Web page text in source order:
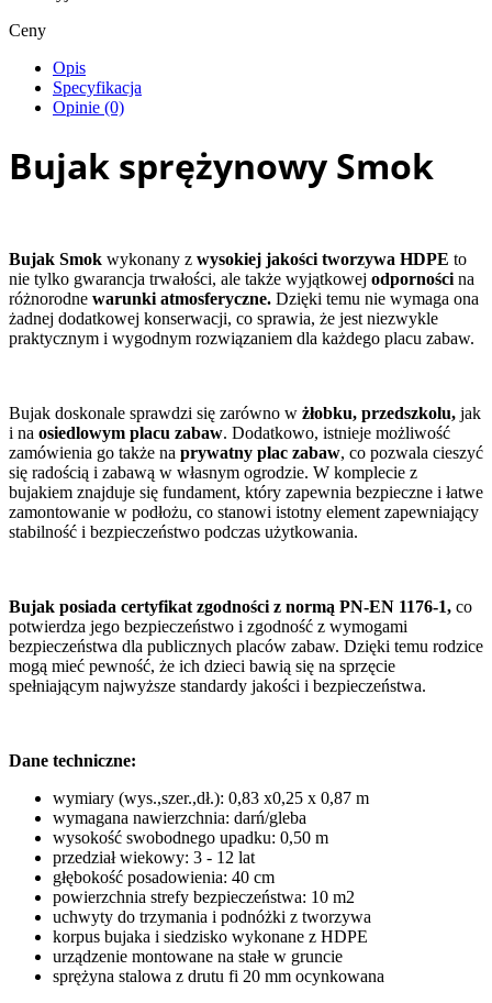
Ceny
Opis
Specyfikacja
Opinie (0)
Bujak sprężynowy Smok
Bujak Smok wykonany z wysokiej jakości tworzywa HDPE to
nie tylko gwarancja trwałości, ale także wyjątkowej odporności na
różnorodne warunki atmosferyczne. Dzięki temu nie wymaga ona
żadnej dodatkowej konserwacji, co sprawia, że jest niezwykle
praktycznym i wygodnym rozwiązaniem dla każdego placu zabaw.
Bujak doskonale sprawdzi się zarówno w żłobku, przedszkolu, jak
i na osiedlowym placu zabaw. Dodatkowo, istnieje możliwość
zamówienia go także na prywatny plac zabaw, co pozwala cieszyć
się radością i zabawą w własnym ogrodzie. W komplecie z
bujakiem znajduje się fundament, który zapewnia bezpieczne i łatwe
zamontowanie w podłożu, co stanowi istotny element zapewniający
stabilność i bezpieczeństwo podczas użytkowania.
Bujak posiada certyfikat zgodności z normą PN-EN 1176-1, co
potwierdza jego bezpieczeństwo i zgodność z wymogami
bezpieczeństwa dla publicznych placów zabaw. Dzięki temu rodzice
mogą mieć pewność, że ich dzieci bawią się na sprzęcie
spełniającym najwyższe standardy jakości i bezpieczeństwa.
Dane techniczne:
wymiary (wys.,szer.,dł.): 0,83 x0,25 x 0,87 m
wymagana nawierzchnia: darń/gleba
wysokość swobodnego upadku: 0,50 m
przedział wiekowy: 3 - 12 lat
głębokość posadowienia: 40 cm
powierzchnia strefy bezpieczeństwa: 10 m2
uchwyty do trzymania i podnóżki z tworzywa
korpus bujaka i siedzisko wykonane z HDPE
urządzenie montowane na stałe w gruncie
sprężyna stalowa z drutu fi 20 mm ocynkowana